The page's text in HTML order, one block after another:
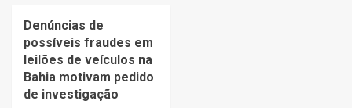
Denúncias de
possíveis fraudes em
leilões de veículos na
Bahia motivam pedido
de investigação